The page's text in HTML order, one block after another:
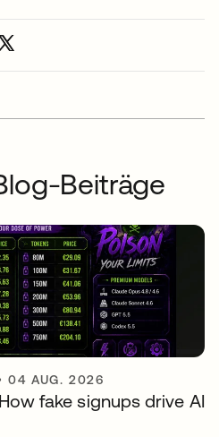
Beiträge
04 AUG. 2026
fake signups drive AI